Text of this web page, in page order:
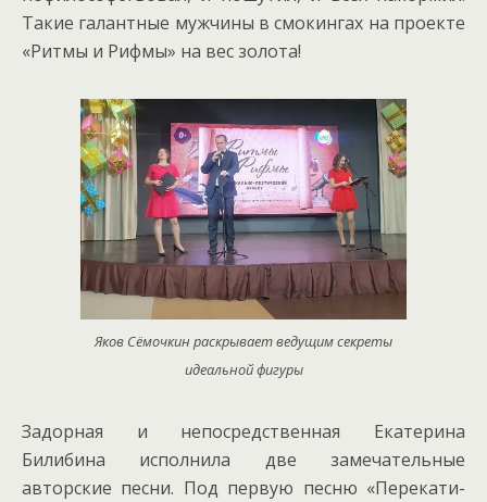
Такие галантные мужчины в смокингах на проекте
«Ритмы и Рифмы» на вес золота!
Яков Сёмочкин раскрывает ведущим секреты
идеальной фигуры
Задорная и непосредственная Екатерина
Билибина исполнила две замечательные
авторские песни. Под первую песню «Перекати-